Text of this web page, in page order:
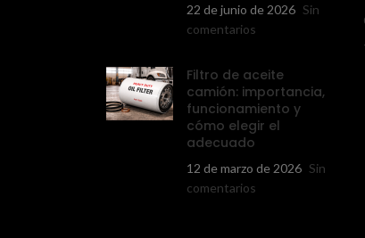
22 de junio de 2026 Sin
comentarios
Filtro de aceite
camión: importancia,
funcionamiento y
cómo elegir el
adecuado
12 de marzo de 2026 Sin
comentarios